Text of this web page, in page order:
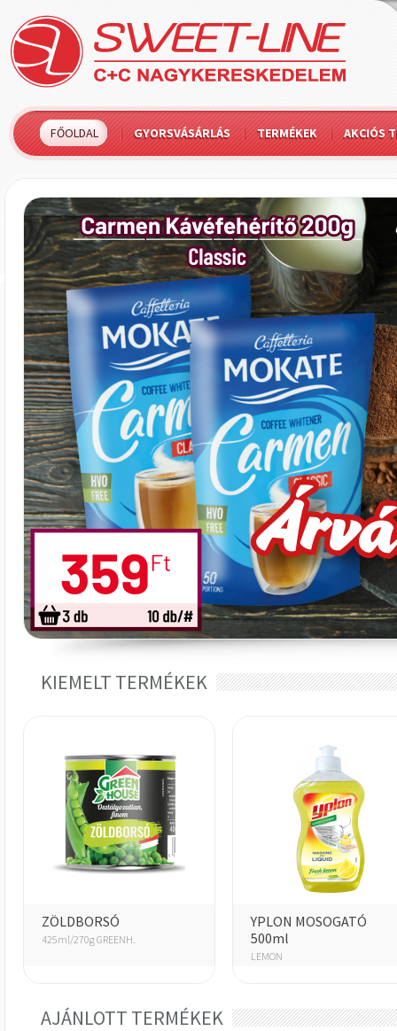
FŐOLDAL GYORSVÁSÁRLÁS TERMÉKEK AKCIÓS
KIEMELT TERMÉKEK
ZÖLDBORSÓ
425ml/270g GREENH.
YPLON MOSOGATÓ
500ml
LEMON
AJÁNLOTT TERMÉKEK